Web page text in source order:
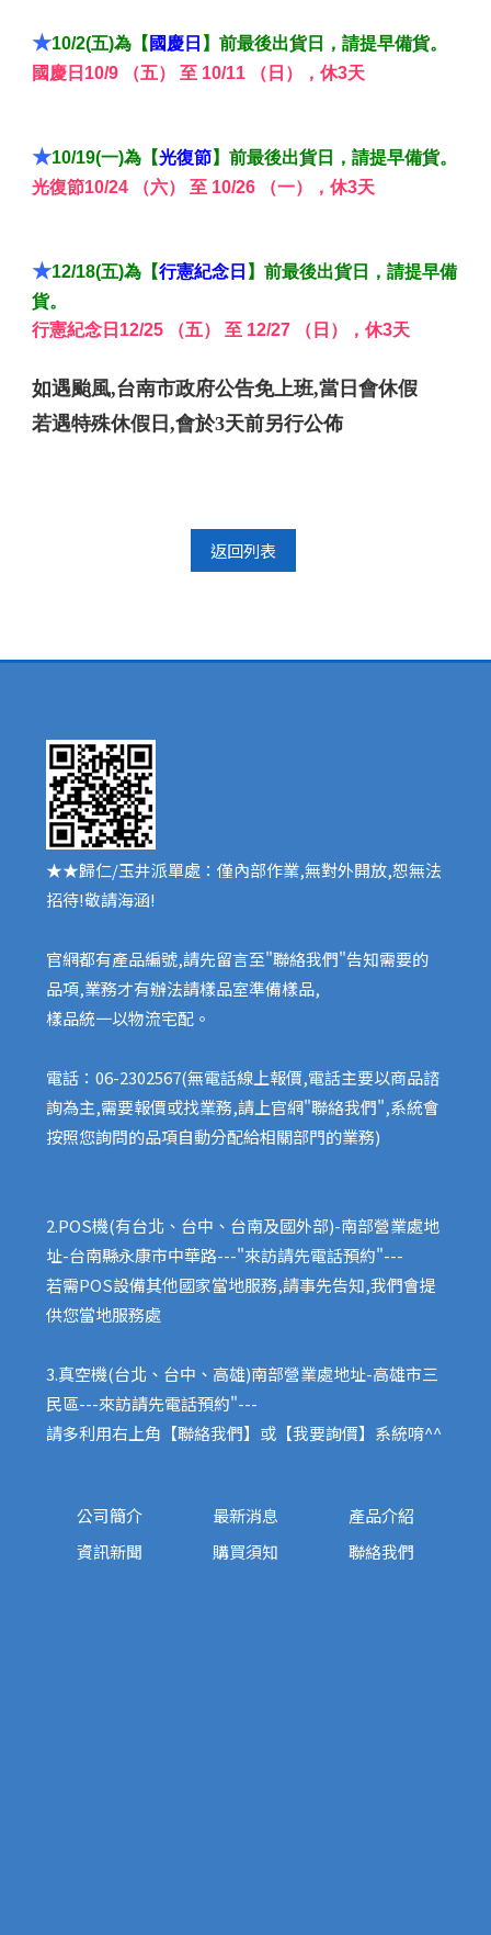
★10/2(五)為【 國慶日 】前最後出貨日，請提早備貨。
國慶日10/9 （五） 至 10/11 （日），休3天
★10/19(一)為【光復節】前最後出貨日，請提早備貨。
光復節10/24 （六） 至 10/26 （一），休3天
★12/18(五)為【行憲紀念日 】前最後出貨日，請提早備
貨。
行憲紀念日12/25 （五） 至 12/27 （日），休3天
如遇颱風,台南市政府公告免上班,當日會休假
若遇特殊休假日,會於3天前另行公佈
返回列表
★★歸仁/玉井派單處：僅內部作業,無對外開放,恕無法
招待!敬請海涵!
官網都有產品編號,請先留言至"聯絡我們"告知需要的
品項,業務才有辦法請樣品室準備樣品,
樣品統一以物流宅配。
電話：06-2302567(無電話線上報價,電話主要以商品諮
詢為主,需要報價或找業務,請上官網"聯絡我們",系統會
按照您詢問的品項自動分配給相關部門的業務)
2.POS機(有台北、台中、台南及國外部)-南部營業處地
址-台南縣永康市中華路---"來訪請先電話預約"---
若需POS設備其他國家當地服務,請事先告知,我們會提
供您當地服務處
3.真空機(台北、台中、高雄)南部營業處地址-高雄市三
民區---來訪請先電話預約"---
請多利用右上角【聯絡我們】或【我要詢價】系統唷^^
公司簡介 最新消息
產品介紹
資訊新聞
購買須知 聯絡我們